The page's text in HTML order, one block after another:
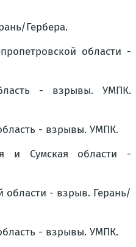
Гербера.
области -
- взрывы. УМПК.
- взрывы. УМПК.
и Сумская области -
области - взрыв. Герань/
- взрывы. УМПК.